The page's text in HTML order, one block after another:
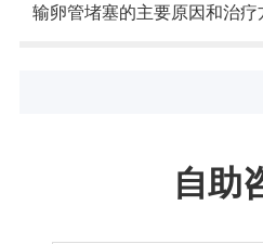
输卵管堵塞的主要原因和治疗
自助